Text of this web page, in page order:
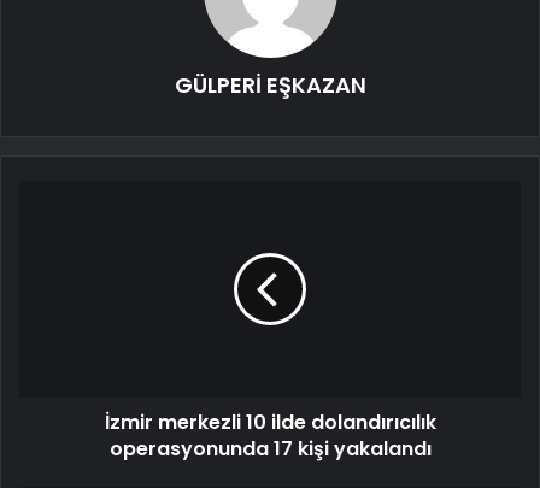
GÜLPERİ EŞKAZAN
İzmir merkezli 10 ilde dolandırıcılık
operasyonunda 17 kişi yakalandı